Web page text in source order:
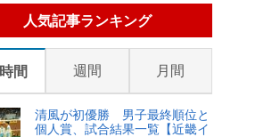
人気記事ランキング
間 週間 月間
清風が初優勝 男子最終順位と
個人賞、試合結果一覧【近畿イ